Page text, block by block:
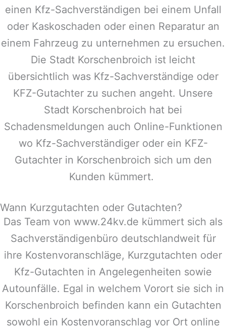
einen Kfz-Sachverständigen bei einem Unfall
oder Kaskoschaden oder einen Reparatur an
einem Fahrzeug zu unternehmen zu ersuchen.
Die Stadt Korschenbroich ist leicht
übersichtlich was Kfz-Sachverständige oder
KFZ-Gutachter zu suchen angeht. Unsere
Stadt Korschenbroich hat bei
Schadensmeldungen auch Online-Funktionen
wo Kfz-Sachverständiger oder ein KFZ-
Gutachter in Korschenbroich sich um den
Kunden kümmert.
Wann Kurzgutachten oder Gutachten?
Das Team von www.24kv.de kümmert sich als
Sachverständigenbüro deutschlandweit für
ihre Kostenvoranschläge, Kurzgutachten oder
Kfz-Gutachten in Angelegenheiten sowie
Autounfälle. Egal in welchem Vorort sie sich in
Korschenbroich befinden kann ein Gutachten
sowohl ein Kostenvoranschlag vor Ort online